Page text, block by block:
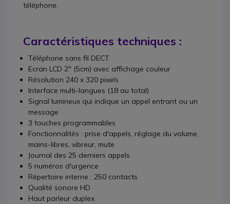
téléphone.
Caractéristiques techniques :
Téléphone sans fil DECT
Ecran LCD 2'' (5cm) avec affichage couleur
Résolution 240 x 320 pixels
Interface multi-langues (18 au total)
Signal lumineux qui indique un appel entrant ou un
message
3 touches programmables
Fonctionnalités : prise d'appels, réglage du volume,
mains-libres, vibreur, mute
Journal des 25 derniers appels
5 numéros d'urgence
Répertoire interne : 250 contacts
Qualité sonore HD
Haut parleur duplex